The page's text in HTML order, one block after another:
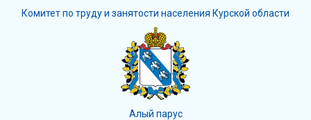
Комитет по труду и занятости населения Курской области
Алый парус